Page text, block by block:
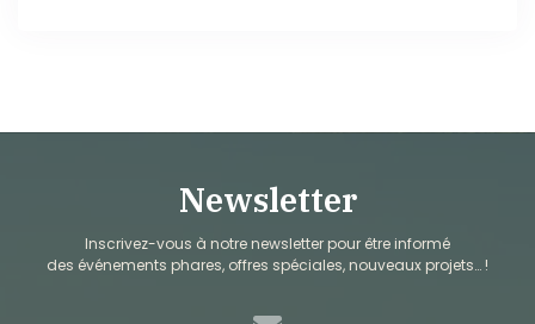
Newsletter
Inscrivez-vous à notre newsletter pour être informé
des événements phares, offres spéciales, nouveaux projets… !